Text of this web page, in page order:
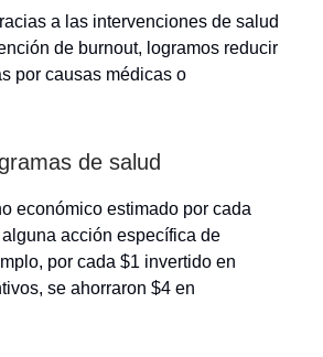
a las intervenciones de salud
de burnout, logramos reducir
por causas médicas o
de salud
económico estimado por cada
acción específica de
por cada $1 invertido en
se ahorraron $4 en